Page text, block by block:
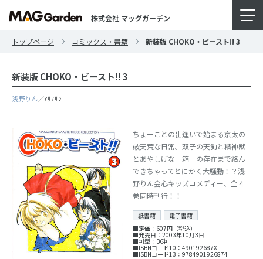
株式会社 マッグガーデン
トップページ コミックス・書籍 新装版 CHOKO・ビースト!! 3
新装版 CHOKO・ビースト!! 3
浅野りん／ｱｻﾉﾘﾝ
ちょーことの出逢いで始まる京太の
破天荒な日常。双子の天狗と精神獣
とあやしげな「箱」の存在まで絡ん
できちゃってとにかく大騒動！？浅
野りん会心キッズコメディー、全４
巻同時刊行！！
紙書籍
電子書籍
■定価：607円（税込）
■発売日：2003年10月3日
■判型：B6判
■ISBNコード10：490192687X
■ISBNコード13：9784901926874